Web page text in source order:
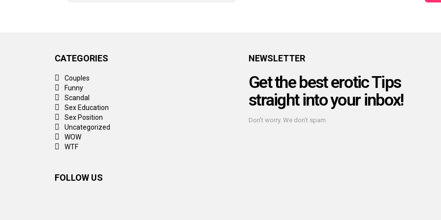
CATEGORIES
Couples
Funny
Scandal
Sex Education
Sex Position
Uncategorized
WOW
WTF
FOLLOW US
NEWSLETTER
Get the best erotic Tips
straight into your inbox!
Don't worry. We don't spam